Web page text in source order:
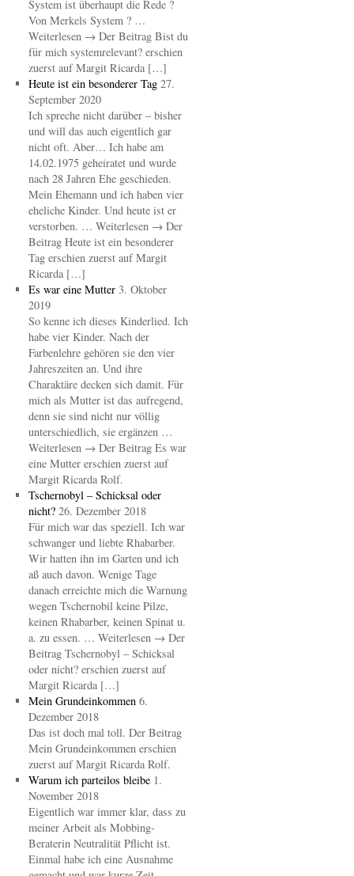
System ist überhaupt die Rede ?
Von Merkels System ? …
Weiterlesen → Der Beitrag Bist du
für mich systemrelevant? erschien
zuerst auf Margit Ricarda […]
Heute ist ein besonderer Tag 27.
September 2020
Ich spreche nicht darüber – bisher
und will das auch eigentlich gar
nicht oft. Aber… Ich habe am
14.02.1975 geheiratet und wurde
nach 28 Jahren Ehe geschieden.
Mein Ehemann und ich haben vier
eheliche Kinder. Und heute ist er
verstorben. … Weiterlesen → Der
Beitrag Heute ist ein besonderer
Tag erschien zuerst auf Margit
Ricarda […]
Es war eine Mutter 3. Oktober
2019
So kenne ich dieses Kinderlied. Ich
habe vier Kinder. Nach der
Farbenlehre gehören sie den vier
Jahreszeiten an. Und ihre
Charaktäre decken sich damit. Für
mich als Mutter ist das aufregend,
denn sie sind nicht nur völlig
unterschiedlich, sie ergänzen …
Weiterlesen → Der Beitrag Es war
eine Mutter erschien zuerst auf
Margit Ricarda Rolf.
Tschernobyl – Schicksal oder
nicht? 26. Dezember 2018
Für mich war das speziell. Ich war
schwanger und liebte Rhabarber.
Wir hatten ihn im Garten und ich
aß auch davon. Wenige Tage
danach erreichte mich die Warnung
wegen Tschernobil keine Pilze,
keinen Rhabarber, keinen Spinat u.
a. zu essen. … Weiterlesen → Der
Beitrag Tschernobyl – Schicksal
oder nicht? erschien zuerst auf
Margit Ricarda […]
Mein Grundeinkommen 6.
Dezember 2018
Das ist doch mal toll. Der Beitrag
Mein Grundeinkommen erschien
zuerst auf Margit Ricarda Rolf.
Warum ich parteilos bleibe 1.
November 2018
Eigentlich war immer klar, dass zu
meiner Arbeit als Mobbing-
Beraterin Neutralität Pflicht ist.
Einmal habe ich eine Ausnahme